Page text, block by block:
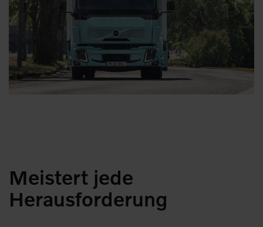
Meistert jede
Herausforderung